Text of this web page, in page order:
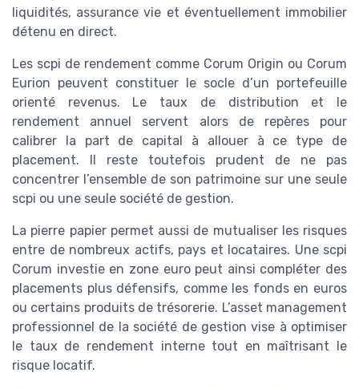
liquidités, assurance vie et éventuellement immobilier
détenu en direct.
Les scpi de rendement comme Corum Origin ou Corum
Eurion peuvent constituer le socle d’un portefeuille
orienté revenus. Le taux de distribution et le
rendement annuel servent alors de repères pour
calibrer la part de capital à allouer à ce type de
placement. Il reste toutefois prudent de ne pas
concentrer l’ensemble de son patrimoine sur une seule
scpi ou une seule société de gestion.
La pierre papier permet aussi de mutualiser les risques
entre de nombreux actifs, pays et locataires. Une scpi
Corum investie en zone euro peut ainsi compléter des
placements plus défensifs, comme les fonds en euros
ou certains produits de trésorerie. L’asset management
professionnel de la société de gestion vise à optimiser
le taux de rendement interne tout en maîtrisant le
risque locatif.